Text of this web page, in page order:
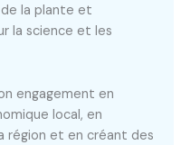
la plante et
la science et les
engagement en
local, en
région et en créant des